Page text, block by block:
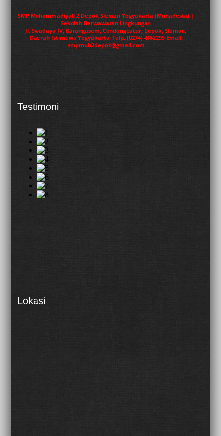
SMP Muhammadiyah 2 Depok Sleman Yogyakarta (Muhadesta) |
Sekolah Berwawasan Lingkungan
Jl. Swadaya IV, Karangasem, Condongcatur, Depok, Sleman,
Daerah Istimewa Yogyakarta. Telp. (0274) 4462295 Email:
smpmuh2depok@gmail.com
Testimoni
Lokasi